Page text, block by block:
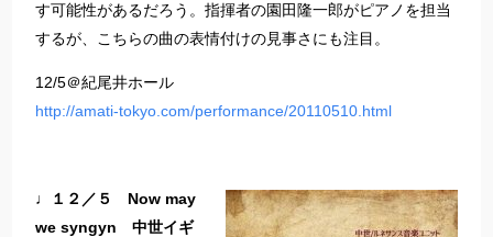
す可能性があるだろう。指揮者の園田隆一郎がピアノを担当
するが、こちらの曲の表情付けの見事さにも注目。
12/5＠紀尾井ホール
http://amati-tokyo.com/performance/20110510.html
♩１２／５ Now may
we syngyn 中世イギ